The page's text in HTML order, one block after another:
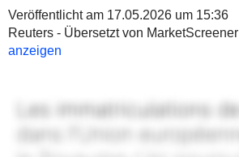
Veröffentlicht am 17.05.2026 um 15:36
Reuters - Übersetzt von MarketScreener
anzeigen